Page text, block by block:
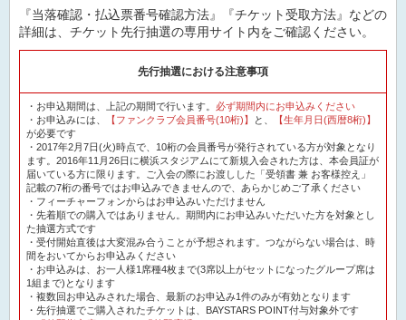
『当落確認・払込票番号確認方法』『チケット受取方法』などの
詳細は、チケット先行抽選の専用サイト内をご確認ください。
先行抽選における注意事項
・お申込期間は、上記の期間で行います。 必ず期間内にお申込みください
・お申込みには、
【ファンクラブ会員番号(10桁)】 と、
【生年月日(西暦8桁)】
が必要です
・2017年2月7日(火)時点で、10桁の会員番号が発行されている方が対象となり
ます。2016年11月26日に横浜スタジアムにて新規入会された方は、本会員証が
届いている方に限ります。ご入会の際にお渡しした「受領書 兼 お客様控え」
記載の7桁の番号ではお申込みできませんので、あらかじめご了承ください
・フィーチャーフォンからはお申込みいただけません
・先着順での購入ではありません。期間内にお申込みいただいた方を対象とし
た抽選方式です
・受付開始直後は大変混み合うことが予想されます。つながらない場合は、時
間をおいてからお申込みください
・お申込みは、お一人様1席種4枚まで(3席以上がセットになったグループ席は
1組まで)となります
・複数回お申込みされた場合、最新のお申込み1件のみが有効となります
・先行抽選でご購入されたチケットは、BAYSTARS POINT付与対象外です